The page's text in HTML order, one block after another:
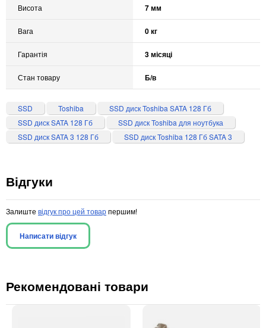
Висота 7 мм
Вага 0 кг
Гарантія 3 місяці
Стан товару Б/в
SSD Toshiba
SSD диск Toshiba SATA 128 Гб
SSD диск SATA 128 Гб
SSD диск Toshiba для ноутбука
SSD диск SATA 3 128 Гб
SSD диск Toshiba 128 Гб SATA 3
Відгуки
Залиште відгук про цей товарпершим!
Написати відгук
Рекомендовані товари